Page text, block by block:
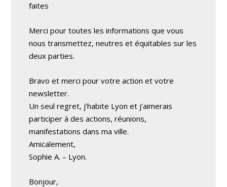
faites
Merci pour toutes les informations que vous
nous transmettez, neutres et équitables sur les
deux parties.
Bravo et merci pour votre action et votre
newsletter.
Un seul regret, j’habite Lyon et j’aimerais
participer à des actions, réunions,
manifestations dans ma ville.
Amicalement,
Sophie A. – Lyon.
Bonjour,